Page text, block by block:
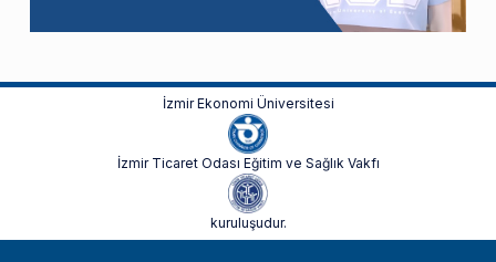
İzmir Ekonomi Üniversitesi
İzmir Ticaret Odası Eğitim ve Sağlık Vakfı
kuruluşudur.